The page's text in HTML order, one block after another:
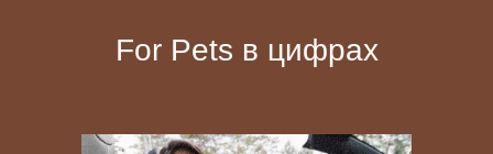
For Pets в цифрах